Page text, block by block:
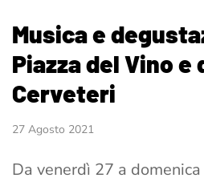
Musica e
Piazza del Vino e
Cerveteri
27 Agosto 2021
Da venerdì 27 a